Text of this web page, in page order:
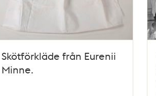
Skötförkläde från Eurenii
Minne.